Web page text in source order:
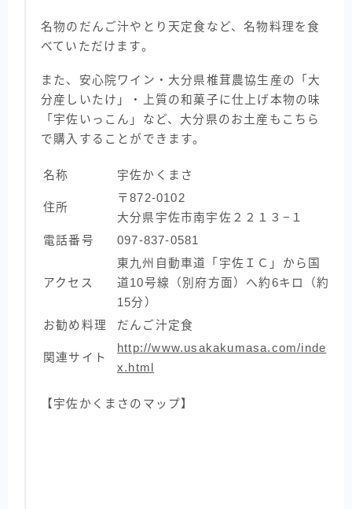
名物のだんご汁やとり天定食など、名物料理を食
べていただけます。
また、安心院ワイン・大分県椎茸農協生産の「大
分産しいたけ」・上質の和菓子に仕上げ本物の味
「宇佐いっこん」など、大分県のお土産もこちら
で購入することができます。
名称 宇佐かくまさ
住所
〒872-0102
大分県宇佐市南宇佐２２１３−１
電話番号
097-837-0581
アクセス
東九州自動車道「宇佐ＩＣ」から国
道10号線（別府方面）へ約6キロ（約
15分）
お勧め料理
だんご汁定食
関連サイト
http://www.usakakumasa.com/inde
x.html
【宇佐かくまさのマップ】